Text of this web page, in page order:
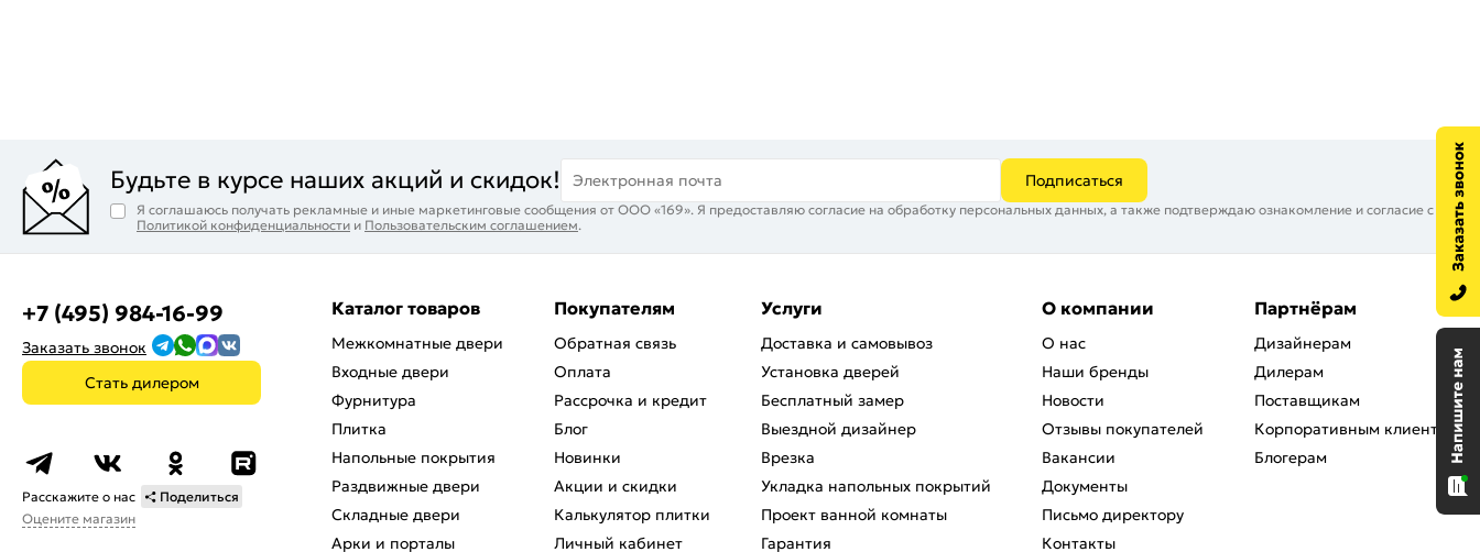
Будьте в курсе наших акций и скидок! Электронная почта Подписаться
Я соглашаюсь получать рекламные и иные маркетинговые сообщения от ООО «169». Я предоставляю согласие на обработку персональных данных, а также подтверждаю ознакомление и согласие с
Политикой конфиденциальности и Пользовательским соглашением.
+7 (495) 984-16-99
Заказать звонок
Стать дилером
Расскажите о нас
Поделиться
Оцените магазин
Каталог товаров
Межкомнатные двери
Входные двери
Фурнитура
Плитка
Напольные покрытия
Раздвижные двери
Складные двери
Арки и порталы
Покупателям
Обратная связь
Оплата
Рассрочка и кредит
Блог
Новинки
Акции и скидки
Калькулятор плитки
Личный кабинет
Услуги
Доставка и самовывоз
Установка дверей
Бесплатный замер
Выездной дизайнер
Врезка
Укладка напольных покрытий
Проект ванной комнаты
Гарантия
О компании
О нас
Наши бренды
Новости
Отзывы покупателей
Вакансии
Документы
Письмо директору
Контакты
Партнёрам
Дизайнерам
Дилерам
Поставщикам
Корпоративным клиентам
Блогерам